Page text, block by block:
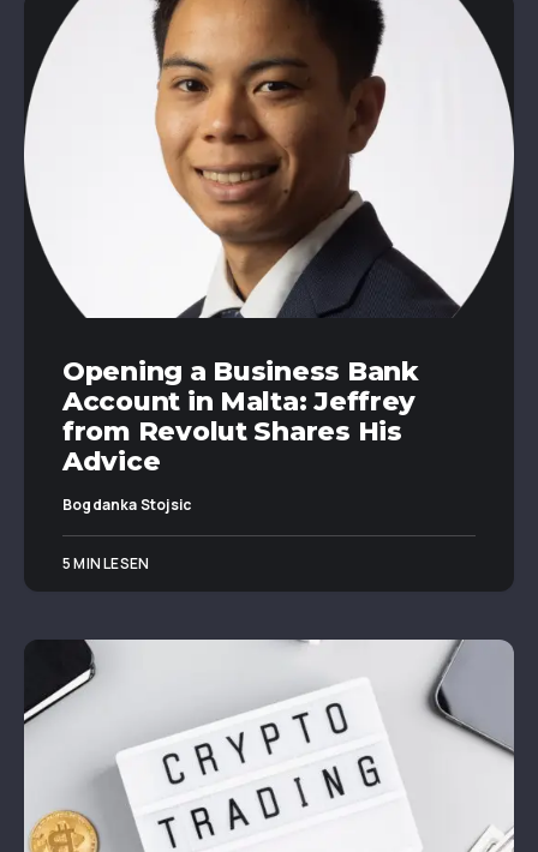
Opening a Business Bank
Account in Malta: Jeffrey
from Revolut Shares His
Advice
Bogdanka Stojsic
5 MIN LESEN